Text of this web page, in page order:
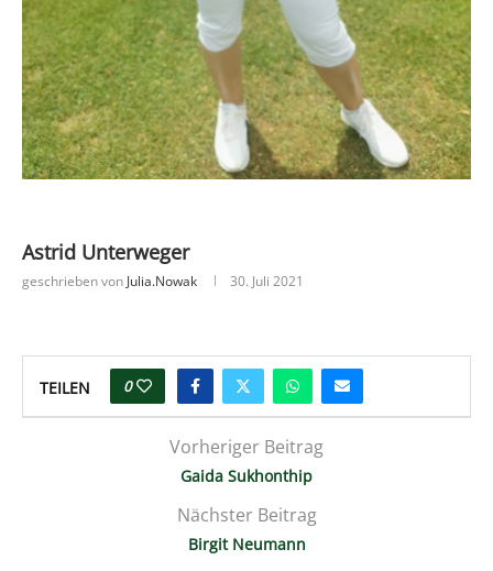
Astrid Unterweger
geschrieben von Julia.nowak 30. Juli 2021
TEILEN 0
Vorheriger Beitrag
Gaida Sukhonthip
Nächster Beitrag
Birgit Neumann